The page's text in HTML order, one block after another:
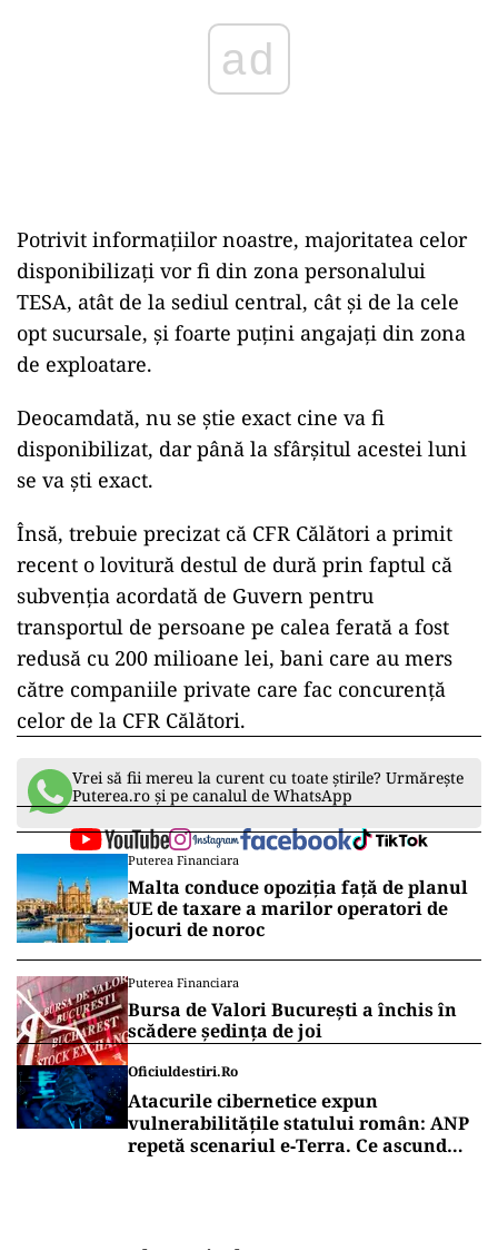
Potrivit informațiilor noastre, majoritatea celor
disponibilizați vor fi din zona personalului
TESA, atât de la sediul central, cât și de la cele
opt sucursale, și foarte puțini angajați din zona
de exploatare.
Deocamdată, nu se știe exact cine va fi
disponibilizat, dar până la sfârșitul acestei luni
se va ști exact.
Însă, trebuie precizat că CFR Călători a primit
recent o lovitură destul de dură prin faptul că
subvenția acordată de Guvern pentru
transportul de persoane pe calea ferată a fost
redusă cu 200 milioane lei, bani care au mers
către companiile private care fac concurență
celor de la CFR Călători.
Vrei să fii mereu la curent cu toate știrile? Urmărește
Puterea.ro și pe canalul de WhatsApp
Puterea Financiara
Malta conduce opoziția față de planul
UE de taxare a marilor operatori de
jocuri de noroc
Puterea Financiara
Bursa de Valori București a închis în
scădere ședința de joi
Oficiuldestiri.ro
Atacurile cibernetice expun
vulnerabilitățile statului român: ANP
repetă scenariul e‑Terra. Ce ascund